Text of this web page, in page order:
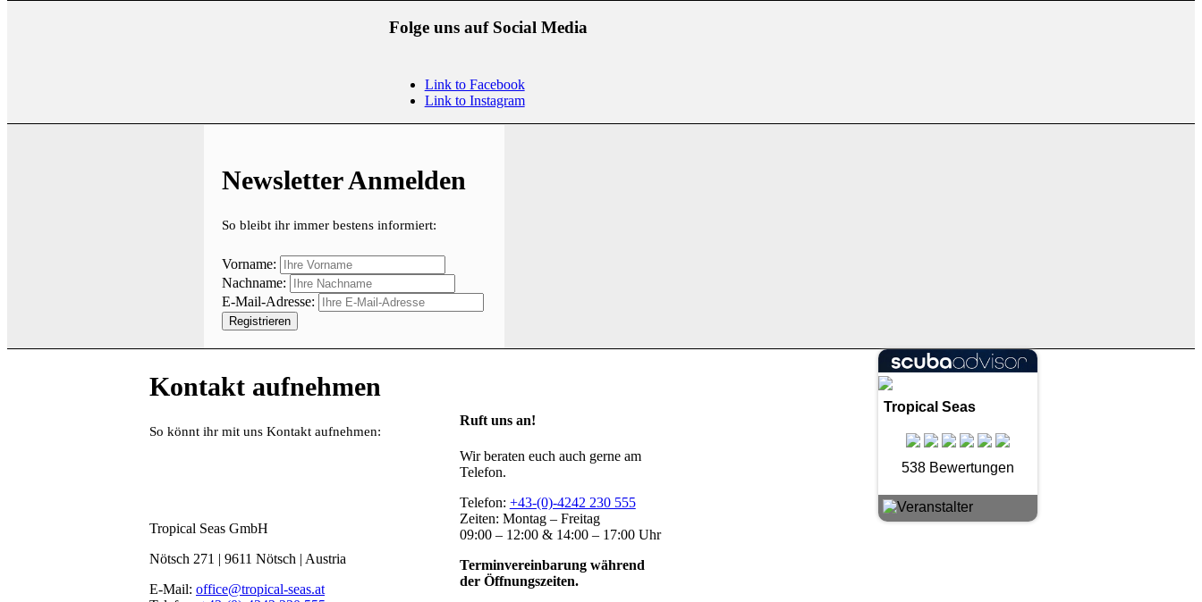
Folge uns auf Social Media
Link to Facebook
Link to Instagram
Newsletter Anmelden
So bleibt ihr immer bestens informiert:
Vorname:
Nachname:
E-Mail-Adresse:
Kontakt aufnehmen
So könnt ihr mit uns Kontakt aufnehmen:
Tropical Seas GmbH
Nötsch 271 | 9611 Nötsch | Austria
E-Mail: office@tropical-seas.at
Ruft uns an!
Wir beraten euch auch gerne am
Telefon.
Telefon: +43-(0)-4242 230 555
Zeiten: Montag – Freitag
09:00 – 12:00 & 14:00 – 17:00 Uhr
Terminvereinbarung während
der Öffnungszeiten.
Tropical Seas
538 Bewertungen